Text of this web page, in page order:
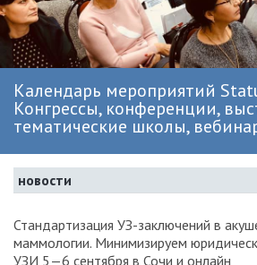
Календарь мероприятий
Конгрессы, конференции,
тематические школы,
новости
Стандартизация УЗ-заключений в
маммологии. Минимизируем
УЗИ 5—6 сентября в Сочи и онлайн